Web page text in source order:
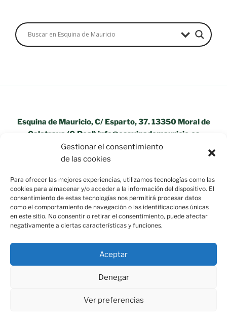
Gestionar el consentimiento
de las cookies
Para ofrecer las mejores experiencias, utilizamos tecnologías como las
cookies para almacenar y/o acceder a la información del dispositivo. El
consentimiento de estas tecnologías nos permitirá procesar datos
como el comportamiento de navegación o las identificaciones únicas
en este sitio. No consentir o retirar el consentimiento, puede afectar
negativamente a ciertas características y funciones.
Aceptar
Denegar
Ver preferencias
Esquina de Mauricio, C/ Esparto, 37. 13350 Moral de
Calatrava (C.Real) info@esquinademauricio.es
«Aviso Legal»